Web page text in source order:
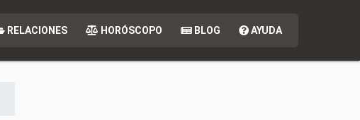
RELACIONES HORÓSCOPO BLOG AYUDA